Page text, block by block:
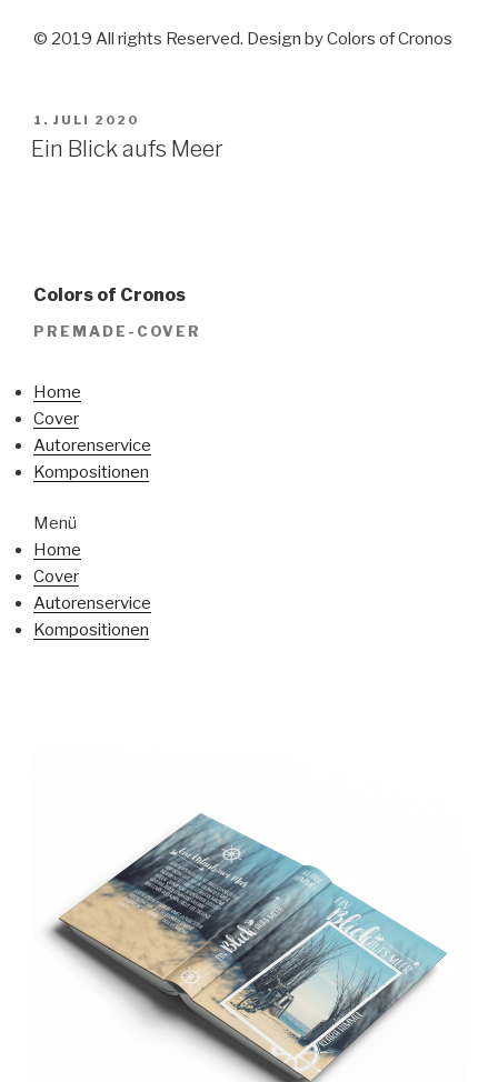
© 2019 All rights Reserved. Design by Colors of Cronos
VERÖFFENTLICHT
AM
1. JULI 2020
Ein Blick aufs Meer
Colors of Cronos
PREMADE-COVER
Home
Cover
Autorenservice
Kompositionen
Menü
Home
Cover
Autorenservice
Kompositionen